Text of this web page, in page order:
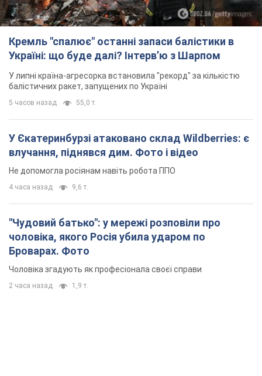
Кремль "спалює" останні запаси балістики в
Україні: що буде далі? Інтерв’ю з Шарпом
У липні країна-агресорка встановила "рекорд" за кількістю
балістичних ракет, запущених по Україні
5 часов назад 55,0 т.
У Єкатеринбурзі атаковано склад Wildberries: є
влучання, піднявся дим. Фото і відео
Не допомогла росіянам навіть робота ППО
4 часа назад 9,6 т.
"Чудовий батько": у мережі розповіли про
чоловіка, якого Росія убила ударом по
Броварах. Фото
Чоловіка згадують як професіонала своєї справи
2 часа назад 1,9 т.